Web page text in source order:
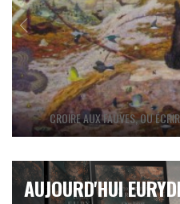
CROIRE AUX FAUVES, OU
AUJOURD'HUI